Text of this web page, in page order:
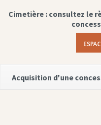
Cimetière : consultez le
Acquisition d'une